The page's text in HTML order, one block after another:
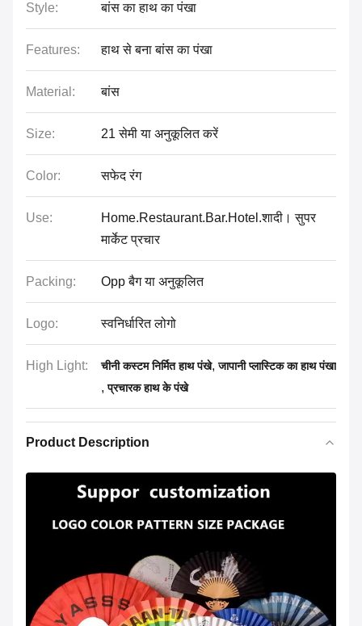
Style: बांस का हाथ का पंखा
Features: हाथ से बना बांस का पंखा
Material: बांस
Size: 21 सेमी या अनुकूलित करें
Color: सफेद रंग
Use:
Home.Restaurant.Bar.Hotel.शादी। सुपर
मार्केट प्रचार
Packing: Opp बैग या अनुकूलित
Logo: स्वनिर्धारित लोगो
High Light: चीनी कस्टम निर्मित हाथ पंखे,जापानी प्लास्टिक का हाथ पंखा
,प्रचारक हाथ के पंखे
Product Description